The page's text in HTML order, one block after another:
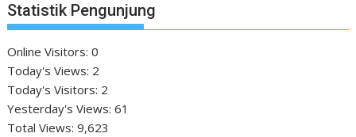
Statistik Pengunjung
Online Visitors:0
Today's Views: 2
Today's Visitors: 2
Yesterday's Views:61
Total Views:9,623